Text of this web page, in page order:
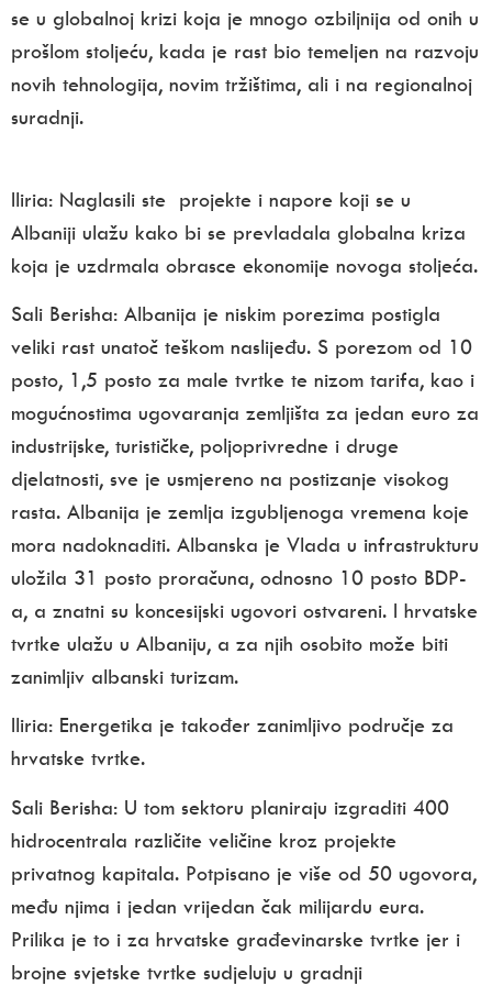
se u globalnoj krizi koja je mnogo ozbiljnija od onih u
prošlom stoljeću, kada je rast bio temeljen na razvoju
novih tehnologija, novim tržištima, ali i na regionalnoj
suradnji.
Iliria: Naglasili ste projekte i napore koji se u
Albaniji ulažu kako bi se prevladala globalna kriza
koja je uzdrmala obrasce ekonomije novoga stoljeća.
Sali Berisha: Albanija je niskim porezima postigla
veliki rast unatoč teškom naslijeđu. S porezom od 10
posto, 1,5 posto za male tvrtke te nizom tarifa, kao i
mogućnostima ugovaranja zemljišta za jedan euro za
industrijske, turističke, poljoprivredne i druge
djelatnosti, sve je usmjereno na postizanje visokog
rasta. Albanija je zemlja izgubljenoga vremena koje
mora nadoknaditi. Albanska je Vlada u infrastrukturu
uložila 31 posto proračuna, odnosno 10 posto BDP-
a, a znatni su koncesijski ugovori ostvareni. I hrvatske
tvrtke ulažu u Albaniju, a za njih osobito može biti
zanimljiv albanski turizam.
Iliria: Energetika je također zanimljivo područje za
hrvatske tvrtke.
Sali Berisha: U tom sektoru planiraju izgraditi 400
hidrocentrala različite veličine kroz projekte
privatnog kapitala. Potpisano je više od 50 ugovora,
među njima i jedan vrijedan čak milijardu eura.
Prilika je to i za hrvatske građevinarske tvrtke jer i
brojne svjetske tvrtke sudjeluju u gradnji